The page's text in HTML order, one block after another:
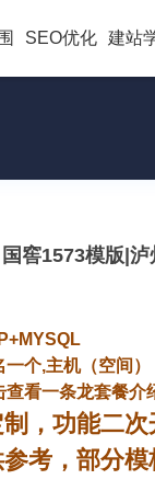
SEO优化 建站
窖1573模版|
一个,主机（空间）
查看一条龙套餐介
，功能二次
考，部分模